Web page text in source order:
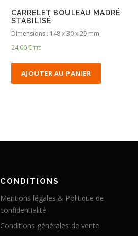
CARRELET BOULEAU MADRÉ
STABILISÉ
Dimensions : 148 x 30 x 29 mm
24,00€ TTC
AJOUTER AU PANIER
CONDITIONS
Mentions légales & Politique de
confidentialité
Conditions générales de vente